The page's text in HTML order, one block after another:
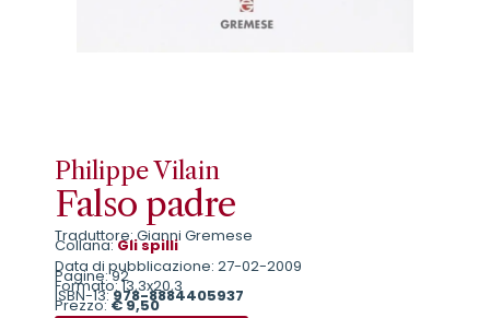
Philippe Vilain
Falso padre
Traduttore: Gianni Gremese
Collana:Gli spilli
Data di pubblicazione: 27-02-2009
Pagine: 92
Formato: 13,3x20,3
ISBN-13:978-8884405937
Prezzo:€ 9,50